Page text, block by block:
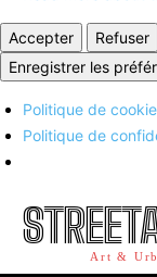
Accepter Refuser
Enregistrer les
Politique de
Politique de
Art &